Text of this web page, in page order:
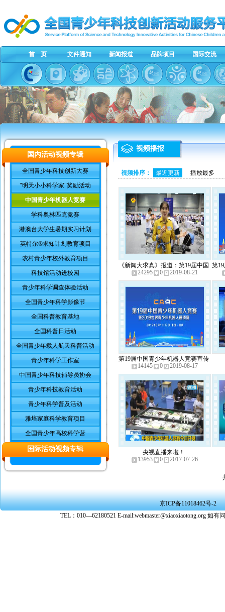
首 页 文件通知 新闻报道 品牌项目 国际交流
国内活动视频专辑
全国青少年科技创新大赛
"明天小小科学家"奖励活动
中国青少年机器人竞赛
学科奥林匹克竞赛
港澳台大学生暑期实习计划
英特尔®求知计划教育项目
农村青少年校外教育项目
科技馆活动进校园
青少年科学调查体验活动
全国青少年科学影像节
全国科普教育基地
全国科普日活动
全国青少年载人航天科普活动
青少年科学工作室
中国青少年科技辅导员协会
青少年科技教育活动
青少年科学普及活动
雅培家庭科学教育项目
全国青少年高校科学营
国际活动视频专辑
视频播报
视频排序： 最近更新 播放最多
《新闻大求真》报道：第19届中国
青少年机器人竞赛
24295 0 2019-08-21
第
第19届中国青少年机器人竞赛宣传
片
14145 0 2019-08-17
央视直播来啦！
13953
0 2017-07-26
京ICP备11018462号-2
TEL：010—62180521 E-mail:webmaster@xiaoxiaotong.org 如